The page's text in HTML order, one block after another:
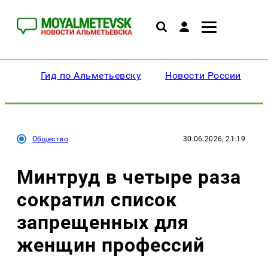
Гид по Альметьевску Новости России
Общество 30.06.2026, 21:19
Минтруд в четыре раза
сократил список
запрещенных для
женщин профессий